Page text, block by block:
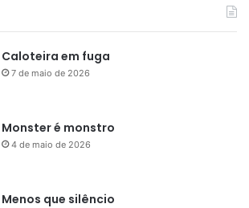
Caloteira em fuga
7 de maio de 2026
Monster é monstro
4 de maio de 2026
Menos que silêncio